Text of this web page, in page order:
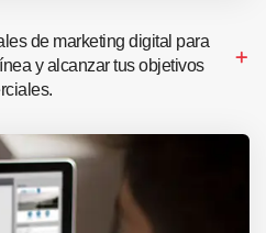
de marketing digital para
y alcanzar tus objetivos